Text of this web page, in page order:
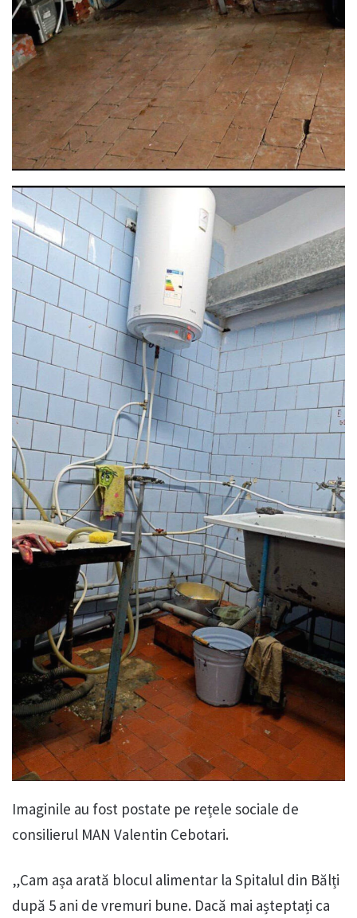
Imaginile au fost postate pe rețele sociale de
consilierul MAN Valentin Cebotari.
„Cam așa arată blocul alimentar la Spitalul din Bălți
după 5 ani de vremuri bune. Dacă mai așteptați ca